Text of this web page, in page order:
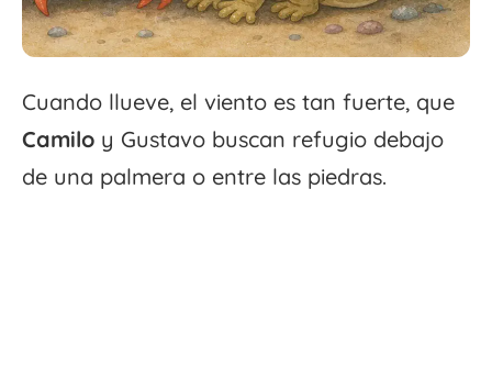
Cuando llueve, el viento es tan fuerte, que
Camilo y Gustavo buscan refugio debajo
de una palmera o entre las piedras.